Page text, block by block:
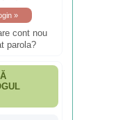
cont nou
parola?